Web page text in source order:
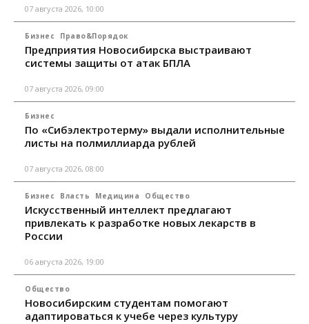
07 августа 2026, 10:00
Бизнес Право&Порядок
Предприятия Новосибирска выстраивают
системы защиты от атак БПЛА
07 августа 2026, 09:00
Бизнес
По «Сибэлектротерму» выдали исполнительные
листы на полмиллиарда рублей
07 августа 2026, 08:00
Бизнес Власть Медицина Общество
Искусственный интеллект предлагают
привлекать к разработке новых лекарств в
России
06 августа 2026, 19:00
Общество
Новосибирским студентам помогают
адаптироваться к учебе через культуру